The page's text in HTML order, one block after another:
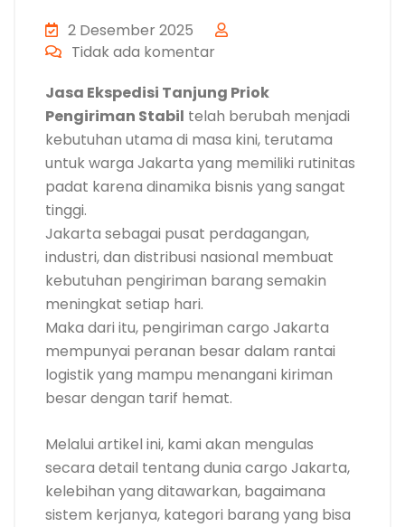
2 Desember 2025
Tidak ada komentar
Jasa Ekspedisi Tanjung Priok
Pengiriman Stabil telah berubah menjadi
kebutuhan utama di masa kini, terutama
untuk warga Jakarta yang memiliki rutinitas
padat karena dinamika bisnis yang sangat
tinggi.
Jakarta sebagai pusat perdagangan,
industri, dan distribusi nasional membuat
kebutuhan pengiriman barang semakin
meningkat setiap hari.
Maka dari itu, pengiriman cargo Jakarta
mempunyai peranan besar dalam rantai
logistik yang mampu menangani kiriman
besar dengan tarif hemat.
Melalui artikel ini, kami akan mengulas
secara detail tentang dunia cargo Jakarta,
kelebihan yang ditawarkan, bagaimana
sistem kerjanya, kategori barang yang bisa